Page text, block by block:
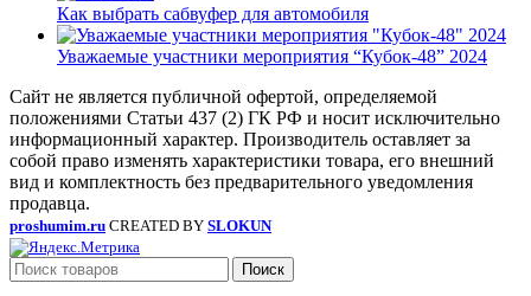
Как выбрать сабвуфер для автомобиля
Уважаемые участники мероприятия “Кубок-48” 2024
Сайт не является публичной офертой, определяемой
положениями Статьи 437 (2) ГК РФ и носит исключительно
информационный характер. Производитель оставляет за
собой право изменять характеристики товара, его внешний
вид и комплектность без предварительного уведомления
продавца.
proshumim.ru CREATED BY SLOKUN
Поиск